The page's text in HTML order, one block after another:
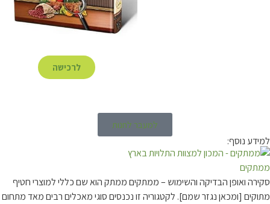
לרכישה
למעבר לחנות
למידע נוסף:
ממתקים
סקירה ואופן הבדיקה והשימוש – ממתקים ממתק הוא שם כללי למוצרי חטיף
מתוקים [ומכאן נגזר שמם]. לקטגוריה זו נכנסים סוגי מאכלים רבים מאד מתחום